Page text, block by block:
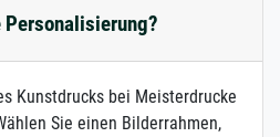
Kunstdrucks bei Meisterdrucke
Sie einen Bilderrahmen,